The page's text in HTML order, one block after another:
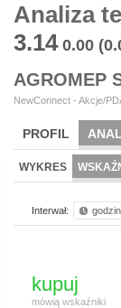
Analiza
3.14 0.00
AGROMEP
NewConnect - Akcje/
PROFIL
BR LAB
WYKRES
Interwał:
kupuj
mówią wskaźniki